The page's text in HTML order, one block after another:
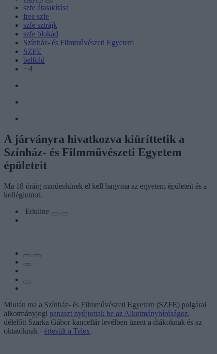
szfe átalakítása
free szfe
szfe sztrájk
szfe blokád
Színház- és Filmművészeti Egyetem
SZFE
belföld
+4
A járványra hivatkozva kiüríttetik a
Színház- és Filmművészeti Egyetem
épületeit
Ma 18 óráig mindenkinek el kell hagynia az egyetem épületeit és a
kollégiumot.
Eduline
Miután ma a Színház- és Filmművészeti Egyetem (SZFE) polgárai
alkotmányjogi panaszt nyújtottak be az Alkotmánybíróságoz,
délelőtt Szarka Gábor kancellár levélben üzent a diákoknak és az
oktatóknak - értesült a Telex.